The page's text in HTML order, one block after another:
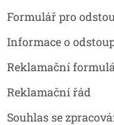
Formulář pro
Informace o
Reklamační
Reklamační řád
Souhlas se